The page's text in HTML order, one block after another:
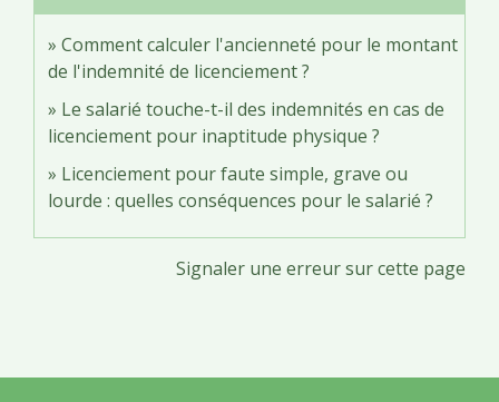
Comment calculer l'ancienneté pour le montant
de l'indemnité de licenciement ?
Le salarié touche-t-il des indemnités en cas de
licenciement pour inaptitude physique ?
Licenciement pour faute simple, grave ou
lourde : quelles conséquences pour le salarié ?
Signaler une erreur sur cette page